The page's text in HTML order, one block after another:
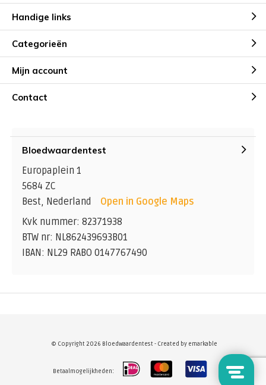
Handige links
Categorieën
Mijn account
Contact
Bloedwaardentest
Europaplein 1
5684 ZC
Best, Nederland
Open in Google Maps
Kvk nummer: 82371938
BTW nr: NL862439693B01
IBAN: NL29 RABO 0147767490
© Copyright 2026 Bloedwaardentest - Created by emarkable
Betaalmogelijkheden: